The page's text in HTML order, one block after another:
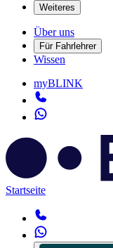
Weiteres
Über uns
Für Fahrlehrer
Wissen
myBLINK
Startseite